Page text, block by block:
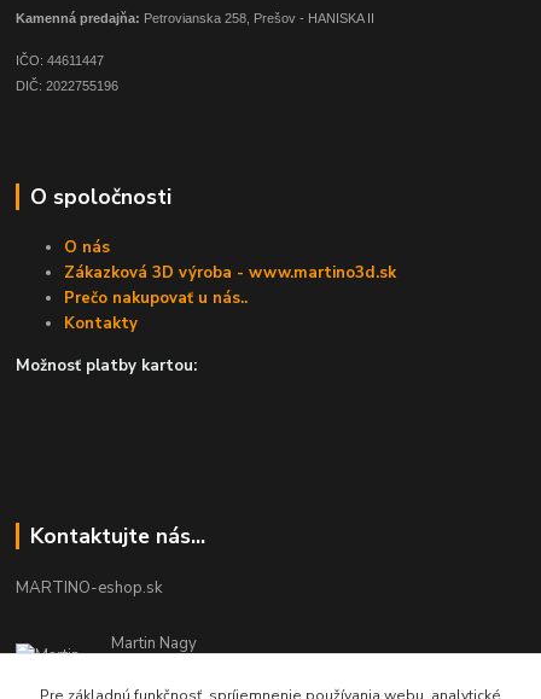
Kamenná predajňa: Petrovianska 258, Prešov - HANISKA II
IČO: 44611447
DIČ: 2022755196
O spoločnosti
O nás
Zákazková 3D výroba - www.martino3d.sk
Prečo nakupovať u nás..
Kontakty
Možnosť platby kartou:
Kontaktujte nás...
MARTINO-eshop.sk
Martin Nagy
Pracovné dni - 08:00 - 16:00